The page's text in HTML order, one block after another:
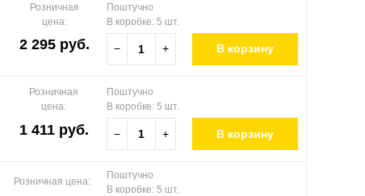
Розничная
цена:
2 295 руб.
Поштучно
В коробке: 5 шт.
− + В корзину
Розничная
цена:
1 411 руб.
Поштучно
В коробке: 5 шт.
− + В корзину
Розничная цена:
Поштучно
В коробке: 5 шт.